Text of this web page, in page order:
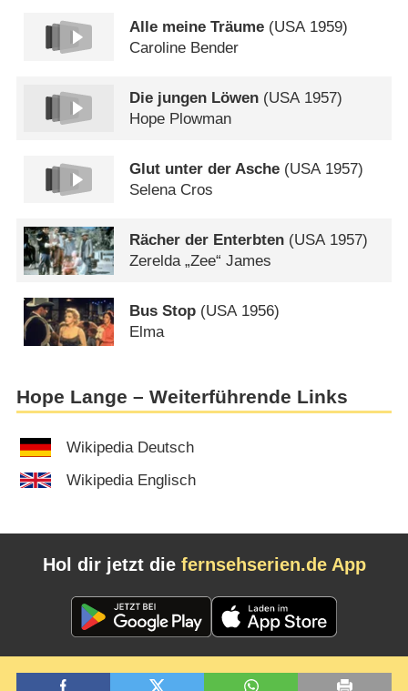
Alle meine Träume (USA 1959)
Caroline Bender
Die jungen Löwen (USA1957)
Hope Plowman
Glut unter der Asche (USA1957)
Selena Cros
Rächer der Enterbten (USA1957)
Zerelda „Zee“ James
Bus Stop (USA1956)
Elma
Hope Lange – Weiterführende Links
Wikipedia Deutsch
Wikipedia Englisch
Hol dir jetzt die fernsehserien.de App